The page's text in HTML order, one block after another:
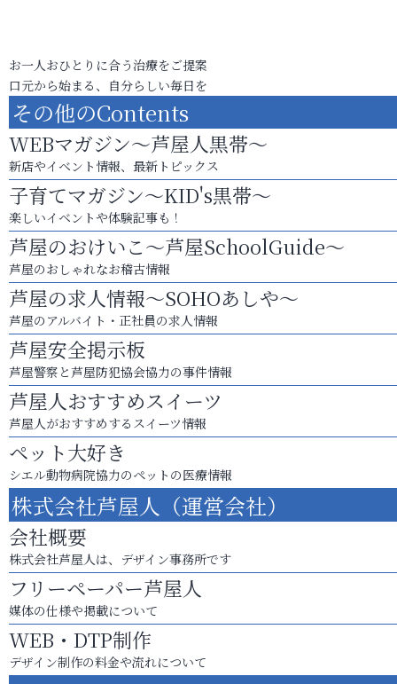
お一人おひとりに合う治療をご提案
口元から始まる、自分らしい毎日を
その他のContents
WEBマガジン～芦屋人黒帯～
新店やイベント情報、最新トピックス
子育てマガジン～KID's黒帯～
楽しいイベントや体験記事も！
芦屋のおけいこ～芦屋SchoolGuide～
芦屋のおしゃれなお稽古情報
芦屋の求人情報～SOHOあしや～
芦屋のアルバイト・正社員の求人情報
芦屋安全掲示板
芦屋警察と芦屋防犯協会協力の事件情報
芦屋人おすすめスイーツ
芦屋人がおすすめするスイーツ情報
ペット大好き
シエル動物病院協力のペットの医療情報
株式会社芦屋人（運営会社）
会社概要
株式会社芦屋人は、デザイン事務所です
フリーペーパー芦屋人
媒体の仕様や掲載について
WEB・DTP制作
デザイン制作の料金や流れについて